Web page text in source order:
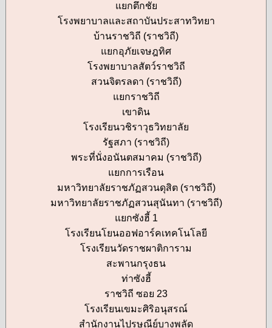
แยกตึกชัย
โรงพยาบาลและสถาบันประสาทวิทยา
บ้านราชวิถี (ราชวิถี)
แยกอุภัยเจษฎทิศ
โรงพยาบาลสัตว์ราชวิถี
สวนจิตรลดา (ราชวิถี)
แยกราชวิถี
เขาดิน
โรงเรียนวชิราวุธวิทยาลัย
รัฐสภา (ราชวิถี)
พระที่นั่งอนันตสมาคม (ราชวิถี)
แยกการเรือน
มหาวิทยาลัยราชภัฏสวนดุสิต (ราชวิถี)
มหาวิทยาลัยราชภัฏสวนสุนันทา (ราชวิถี)
แยกซังฮี้ 1
โรงเรียนโยนออฟอาร์คเทคโนโลยี
โรงเรียนวัดราชผาติการาม
สะพานกรุงธน
ท่าซังฮี้
ราชวิถี ซอย 23
โรงเรียนเขมะศิริอนุสรณ์
สำนักงานไปรษณีย์บางพลัด